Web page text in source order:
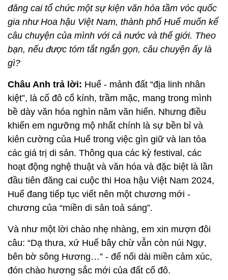
đăng cai tổ chức một sự kiện văn hóa tầm vóc quốc
gia như Hoa hậu Việt Nam, thành phố Huế muốn kể
câu chuyện của mình với cả nước và thế giới. Theo
bạn, nếu được tóm tắt ngắn gọn, câu chuyện ấy là
gì?
Châu Anh trả lời: Huế - mảnh đất “địa linh nhân
kiệt”, là cố đô cổ kính, trầm mặc, mang trong mình
bề dày văn hóa nghìn năm văn hiến. Nhưng điều
khiến em ngưỡng mộ nhất chính là sự bền bỉ và
kiên cường của Huế trong việc gìn giữ và lan tỏa
các giá trị di sản. Thông qua các kỳ festival, các
hoạt động nghệ thuật và văn hóa và đặc biệt là lần
đầu tiên đăng cai cuộc thi Hoa hậu Việt Nam 2024,
Huế đang tiếp tục viết nên một chương mới -
chương của “miền di sản toả sáng”.
Và như một lời chào nhẹ nhàng, em xin mượn đôi
câu: “Dạ thưa, xứ Huế bây chừ vẫn còn núi Ngự,
bên bờ sông Hương…” - để nối dài miền cảm xúc,
đón chào hương sắc mới của đất cố đô.